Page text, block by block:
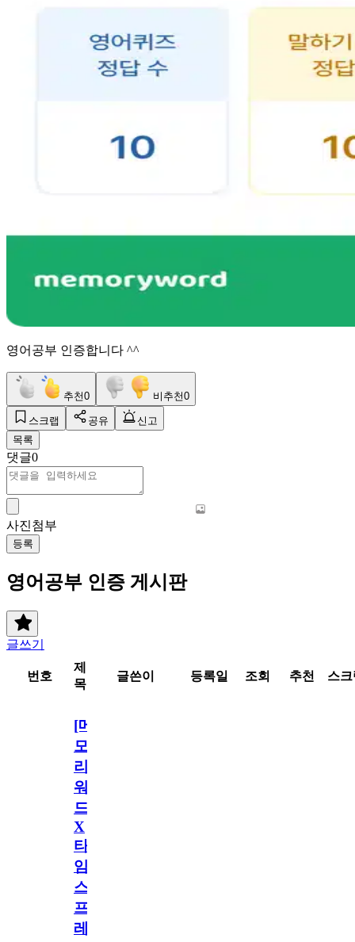
영어공부 인증합니다 ^^
추천0 비추천0
스크랩 공유
신고
목록
댓글0
사진첨부
등록
영어공부 인증 게시판
글쓰기
번호
제
목
글쓴이 등록일 조회 추천 스
[메
모
리
워
드
X
타
임
스
프
레